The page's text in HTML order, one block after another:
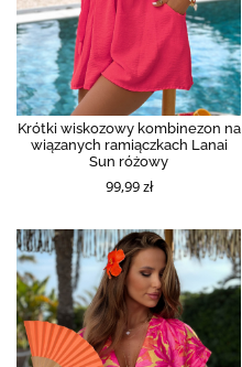
Krótki wiskozowy kombinezon na
wiązanych ramiączkach Lanai
Sun różowy
99,99 zł